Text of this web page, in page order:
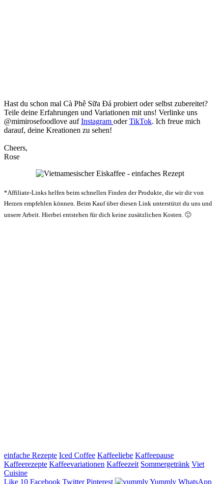
Hast du schon mal Cà Phê Sữa Đá probiert oder selbst zubereitet?
Teile deine Erfahrungen und Variationen mit uns! Verlinke uns
@mimirosefoodlove aufInstagram oderTikTok. Ich freue mich
darauf, deine Kreationen zu sehen!
Cheers,
Rose
*Affiliate-Links helfen beim schnellen Finden der Produkte, die wir dir von
Herzen empfehlen können. Beim Kauf über diesen Link unterstützt du uns und
unsere Arbeit. Hierbei entstehen für dich keine zusätzlichen Kosten. 🙂
einfache Rezepte Iced Coffee Kaffeeliebe Kaffeepause
Kaffeerezepte Kaffeevariationen Kaffeezeit Sommergetränk Viet
Cuisine
Like 10 Facebook Twitter Pinterest Yummly WhatsApp